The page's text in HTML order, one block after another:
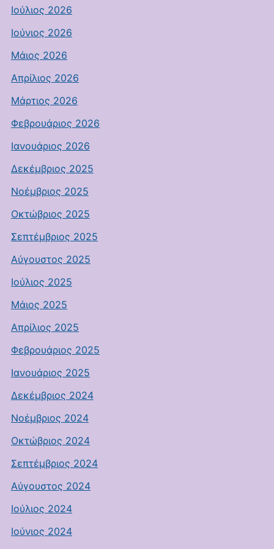
Ιούλιος 2026
Ιούνιος 2026
Μάιος 2026
Απρίλιος 2026
Μάρτιος 2026
Φεβρουάριος 2026
Ιανουάριος 2026
Δεκέμβριος 2025
Νοέμβριος 2025
Οκτώβριος 2025
Σεπτέμβριος 2025
Αύγουστος 2025
Ιούλιος 2025
Μάιος 2025
Απρίλιος 2025
Φεβρουάριος 2025
Ιανουάριος 2025
Δεκέμβριος 2024
Νοέμβριος 2024
Οκτώβριος 2024
Σεπτέμβριος 2024
Αύγουστος 2024
Ιούλιος 2024
Ιούνιος 2024